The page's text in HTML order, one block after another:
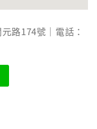
路174號｜電話：